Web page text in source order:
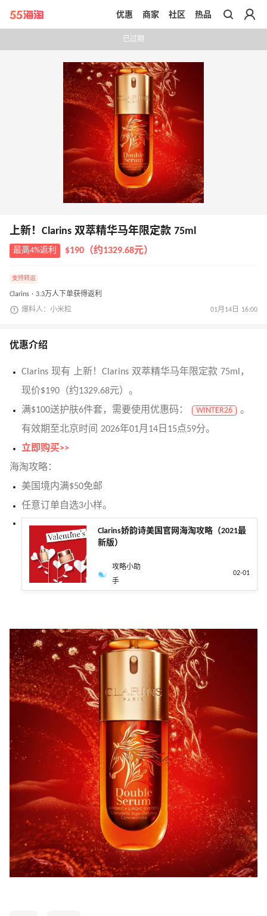
带你去官网买正品
优惠 商家 社区 热品
已过期
上新！Clarins 双萃精华马年限定款 75ml
最高4%返利 $190（约1329.68元）
支持转运
Clarins · 3.3万人下单获得返利
爆料人：小米粒 01月14日 16:00
优惠介绍
Clarins 现有 上新！Clarins 双萃精华马年限定款 75ml，
现价$190（约1329.68元）。
满$100送护肤6件套，需要使用优惠码：
WINTER26
。
有效期至北京时间 2026年01月14日15点59分。
立即购买>>
海淘攻略：
美国境内满$50免邮
任意订单自选3小样。
Clarins娇韵诗美国官网海淘攻略（2021最
新版）
攻略小助
手
02-01